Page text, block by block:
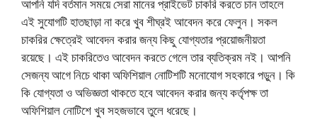
আপনি যদি বর্তমান সময়ে সেরা মানের প্রাইভেট চাকরি করতে চান তাহলে
এই সুযোগটি হাতছাড়া না করে খুব শীঘ্রই আবেদন করে ফেলুন। সকল
চাকরির ক্ষেত্রেই আবেদন করার জন্য কিছু যোগ্যতার প্রয়োজনীয়তা
রয়েছে। এই চাকরিতেও আবেদন করতে গেলে তার ব্যতিক্রম নই। আপনি
সেজন্য আগে নিচে থাকা অফিশিয়াল নোটিশটি মনোযোগ সহকারে পড়ুন। কি
কি যোগ্যতা ও অভিজ্ঞতা থাকতে হবে আবেদন করার জন্য কর্তৃপক্ষ তা
অফিশিয়াল নোটিশে খুব সহজভাবে তুলে ধরেছে।